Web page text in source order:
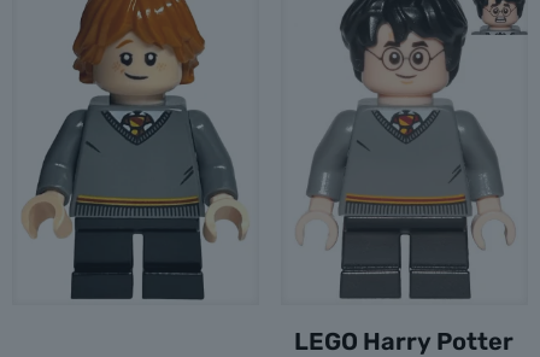
LEGO Harry Potter